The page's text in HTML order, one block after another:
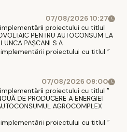
07/08/2026 10:27
proiectului cu titlul
PENTRU AUTOCONSUM LA
PAȘCANI S.A
proiectului cu titlul ”
07/08/2026 09:00
proiectului cu titlul ”
DE PRODUCERE A ENERGIEI
AGROCOMPLEX
proiectului cu titlul ”